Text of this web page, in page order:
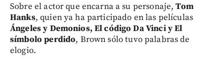
Sobre el actor que encarna a su personaje,Tom
Hanks, quien ya ha participado en las películas
Ángeles y Demonios, El código Da Vinci y El
símbolo perdido, Brown sólo tuvo palabras de
elogio.